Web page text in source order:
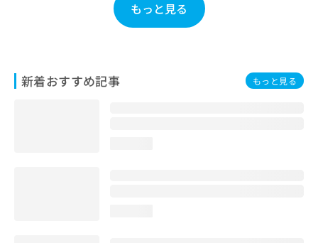
もっと見る
新着おすすめ記事 もっと見る
せ